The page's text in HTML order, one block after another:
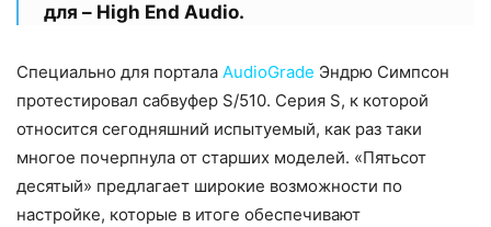
для – High End Audio.
Специально для портала AudioGrade Эндрю Симпсон
протестировал сабвуфер S/510. Серия S, к которой
относится сегодняшний испытуемый, как раз таки
многое почерпнула от старших моделей. «Пятьсот
десятый» предлагает широкие возможности по
настройке, которые в итоге обеспечивают